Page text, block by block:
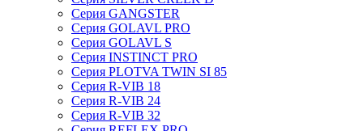
Серия GANGSTER
Серия GOLAVL PRO
Серия GOLAVL S
Серия INSTINCT PRO
Серия PLOTVA TWIN SI 85
Серия R-VIB 18
Серия R-VIB 24
Серия R-VIB 32